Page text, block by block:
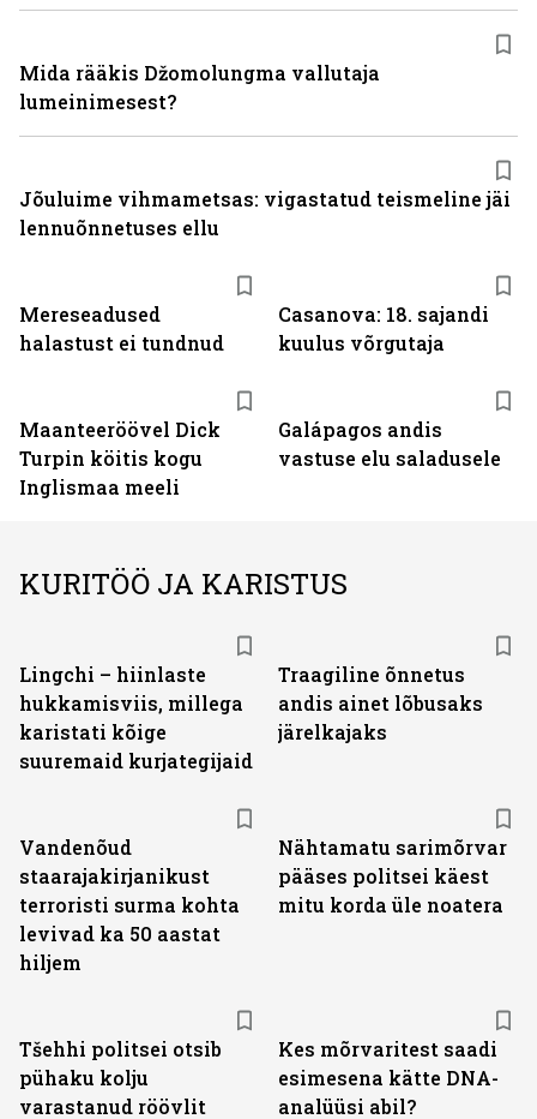
Mereseadused
halastust ei tundnud
Casanova: 18. sajandi
kuulus võrgutaja
Maanteeröövel Dick
Turpin köitis kogu
Inglismaa meeli
Galápagos andis
vastuse elu saladusele
Mida rääkis Džomolungma vallutaja
lumeinimesest?
Jõuluime vihmametsas: vigastatud teismeline jäi
lennuõnnetuses ellu
KURITÖÖ JA KARISTUS
Lingchi – hiinlaste
hukkamisviis, millega
karistati kõige
suuremaid kurjategijaid
Traagiline õnnetus
andis ainet lõbusaks
järelkajaks
Vandenõud
staarajakirjanikust
terroristi surma kohta
levivad ka 50 aastat
hiljem
Nähtamatu sarimõrvar
pääses politsei käest
mitu korda üle noatera
Tšehhi politsei otsib
pühaku kolju
varastanud röövlit
Kes mõrvaritest saadi
esimesena kätte DNA-
analüüsi abil?